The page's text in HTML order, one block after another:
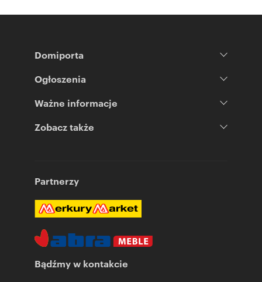
Domiporta
Ogłoszenia
Ważne informacje
Zobacz także
Partnerzy
Bądźmy w kontakcie